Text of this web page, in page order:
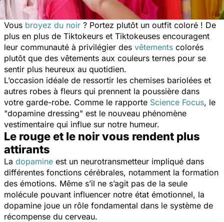
Vous broyez du noir ? Portez plutôt un outfit coloré ! De
plus en plus de Tiktokeurs et Tiktokeuses encouragent
leur communauté à privilégier des vêtements colorés
plutôt que des vêtements aux couleurs ternes pour se
sentir plus heureux au quotidien.
L’occasion idéale de ressortir les chemises bariolées et
autres robes à fleurs qui prennent la poussière dans
votre garde-robe. Comme le rapporte Science Focus, le
"dopamine dressing" est le nouveau phénomène
vestimentaire qui influe sur notre humeur.
Le rouge et le noir vous rendent plus
attirants
La dopamine est un neurotransmetteur impliqué dans
différentes fonctions cérébrales, notamment la formation
des émotions. Même s’il ne s’agit pas de la seule
molécule pouvant influencer notre état émotionnel, la
dopamine joue un rôle fondamental dans le système de
récompense du cerveau.